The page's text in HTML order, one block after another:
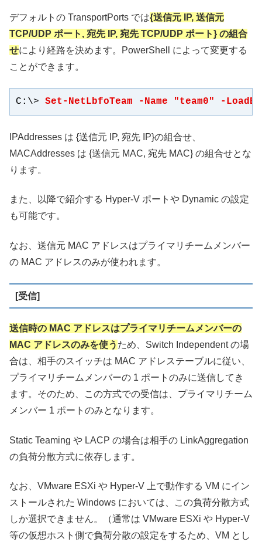
デフォルトの TransportPorts では{送信元 IP, 送信元
TCP/UDP ポート, 宛先 IP, 宛先 TCP/UDP ポート} の組合
せにより経路を決めます。PowerShell によって変更する
ことができます。
C:\> Set-NetLbfoTeam -Name "team0" -
IPAddresses は {送信元 IP, 宛先 IP}の組合せ、
MACAddresses は {送信元 MAC, 宛先 MAC} の組合せとな
ります。
また、以降で紹介する Hyper-V ポートや Dynamic の設定
も可能です。
なお、送信元 MAC アドレスはプライマリチームメンバー
の MAC アドレスのみが使われます。
[受信]
送信時の MAC アドレスはプライマリチームメンバーの
MAC アドレスのみを使う ため、Switch Independent の場
合は、相手のスイッチは MAC アドレステーブルに従い、
プライマリチームメンバーの 1 ポートのみに送信してき
ます。そのため、この方式での受信は、プライマリチーム
メンバー 1 ポートのみとなります。
Static Teaming や LACP の場合は相手の LinkAggregation
の負荷分散方式に依存します。
なお、VMware ESXi や Hyper-V 上で動作する VM にイン
ストールされた Windows においては、この負荷分散方式
しか選択できません。（通常は VMware ESXi や Hyper-V
等の仮想ホスト側で負荷分散の設定をするため、VM とし